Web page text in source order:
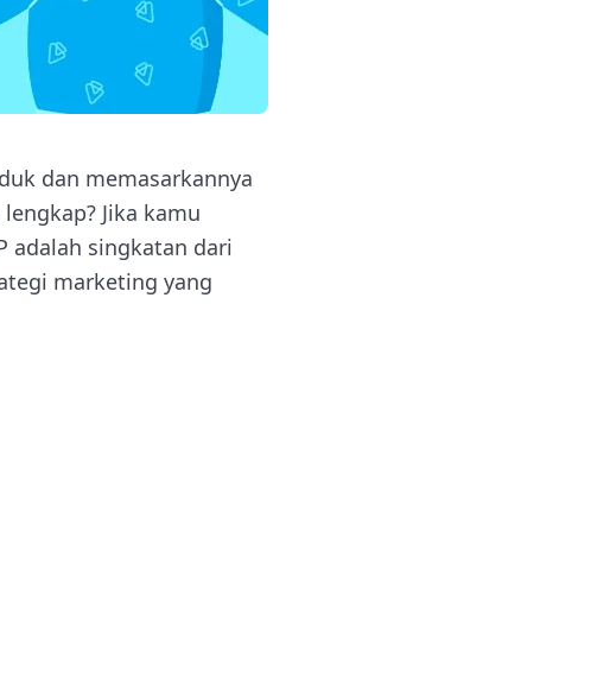
dan memasarkannya
Jika kamu
adalah singkatan dari
marketing yang